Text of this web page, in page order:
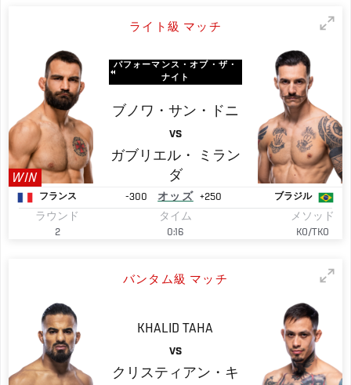
ライト級 マッチ
WIN
パフォーマンス・オブ・ザ・
ナイト
ブノワ・サン・ドニ
VS
ガブリエル・
ミラン
ダ
フランス -300 オッズ +250 ブラジル
ラウンド
2
タイム
0:16
メソッド
KO/TKO
バンタム級 マッチ
KHALID TAHA
VS
クリスティアン・キ